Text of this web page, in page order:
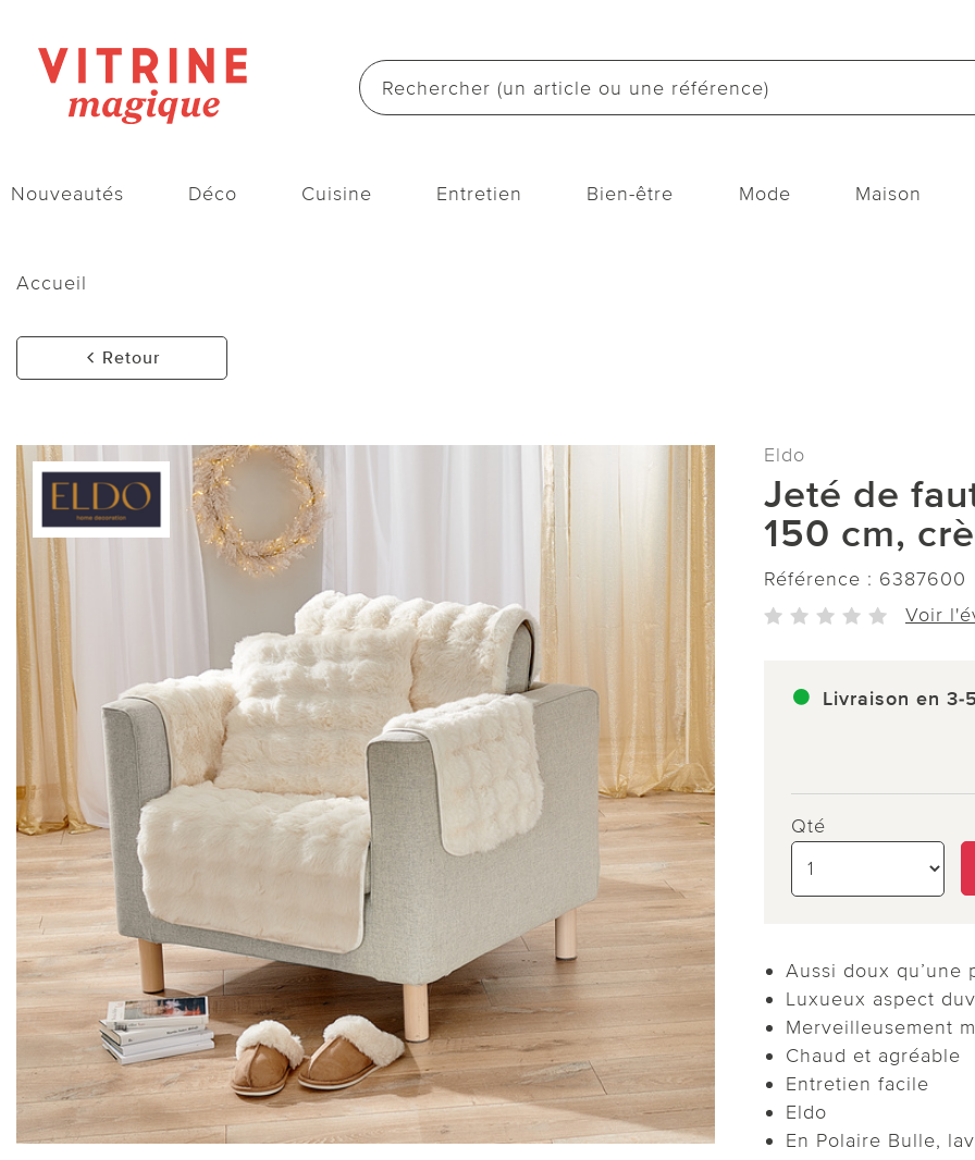
Nouveautés Déco Cuisine Entretien Bien-être Mode Maison
Accueil
Retour
Eldo
Jeté de
150 cm,
Référence : 6387600
Voir
Livraison en 3-
Qté
Aussi doux qu’une
Luxueux aspect
Merveilleusement
Chaud et agréable
Entretien facile
Eldo
En Polaire Bulle,